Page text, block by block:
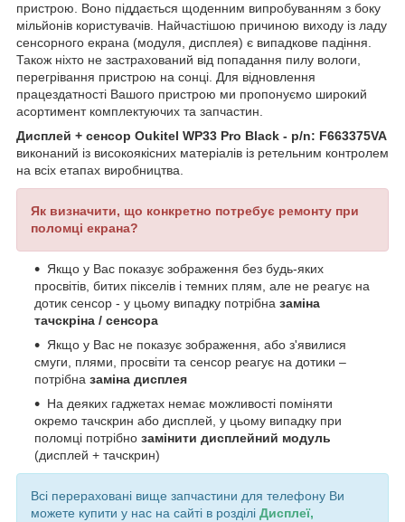
пристрою. Воно піддається щоденним випробуванням з боку
мільйонів користувачів. Найчастішою причиною виходу із ладу
сенсорного екрана (модуля, дисплея) є випадкове падіння.
Також ніхто не застрахований від попадання пилу вологи,
перегрівання пристрою на сонці. Для відновлення
працездатності Вашого пристрою ми пропонуємо широкий
асортимент комплектуючих та запчастин.
Дисплей + сенсор Oukitel WP33 Pro Black - p/n: F663375VA
виконаний із високоякісних матеріалів із ретельним контролем
на всіх етапах виробництва.
Як визначити, що конкретно потребує ремонту при
поломці екрана?
Якщо у Вас показує зображення без будь-яких
просвітів, битих пікселів і темних плям, але не реагує на
дотик сенсор - у цьому випадку потрібна заміна
тачскріна / сенсора
Якщо у Вас не показує зображення, або з'явилися
смуги, плями, просвіти та сенсор реагує на дотики –
потрібна заміна дисплея
На деяких гаджетах немає можливості поміняти
окремо тачскрин або дисплей, у цьому випадку при
поломці потрібно замінити дисплейний модуль
(дисплей + тачскрин)
Всі перераховані вище запчастини для телефону Ви
можете купити у нас на сайті в розділі Дисплеї,